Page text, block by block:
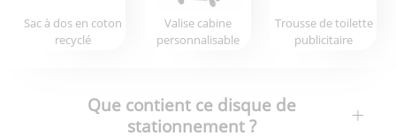
Sac à dos en coton
recyclé
Valise cabine
personnalisable
Trousse de toilette
publicitaire
Que contient ce disque de
stationnement ?